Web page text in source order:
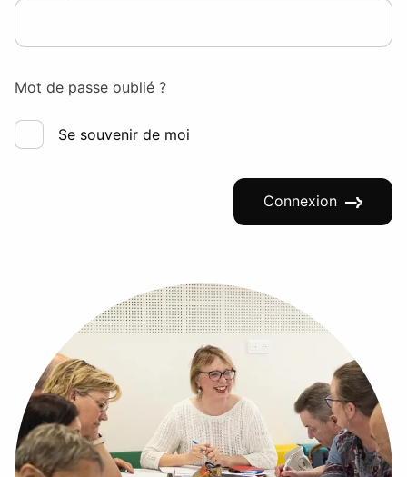
Mot de passe oublié ?
Se souvenir de moi
Connexion